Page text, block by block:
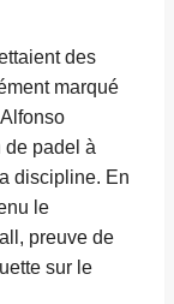
des
marqué
de padel à
discipline. En
le
preuve de
sur le